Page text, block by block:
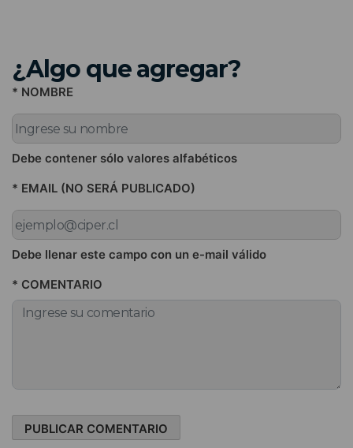
¿Algo que agregar?
* NOMBRE
Debe contener sólo valores alfabéticos
* EMAIL (NO SERÁ PUBLICADO)
Debe llenar este campo con un e-mail válido
* COMENTARIO